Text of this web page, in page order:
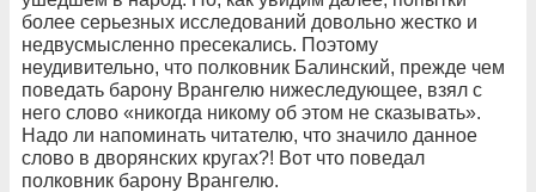
более серьезных исследований довольно жестко и
недвусмысленно пресекались. Поэтому
неудивительно, что полковник Балинский, прежде чем
поведать барону Врангелю нижеследующее, взял с
него слово «никогда никому об этом не сказывать».
Надо ли напоминать читателю, что значило данное
слово в дворянских кругах?! Вот что поведал
полковник барону Врангелю.